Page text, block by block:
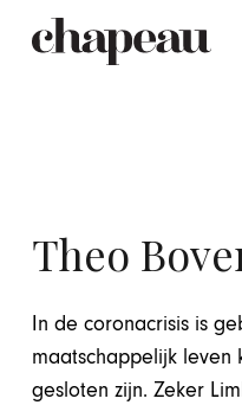
Theo
In de coronacrisis is
maatschappelijk leven
gesloten zijn. Zeker